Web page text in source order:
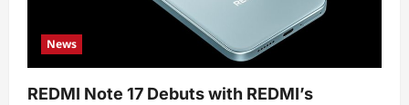
News
REDMI Note 17 Debuts with REDMI’s